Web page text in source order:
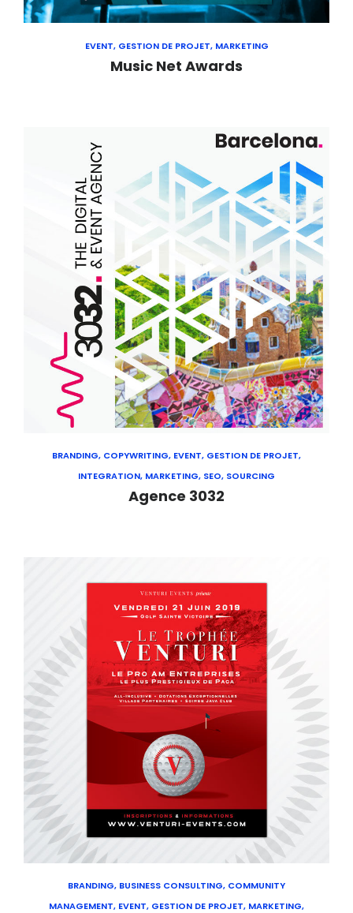
EVENT, GESTION DE PROJET, MARKETING
Music Net Awards
BRANDING, COPYWRITING, EVENT, GESTION DE PROJET,
INTEGRATION, MARKETING, SEO, SOURCING
Agence 3032
BRANDING, BUSINESS CONSULTING, COMMUNITY
MANAGEMENT, EVENT, GESTION DE PROJET, MARKETING,